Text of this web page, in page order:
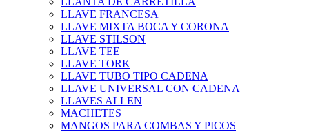
LLAVE FRANCESA
LLAVE MIXTA BOCA Y CORONA
LLAVE STILSON
LLAVE TEE
LLAVE TORK
LLAVE TUBO TIPO CADENA
LLAVE UNIVERSAL CON CADENA
LLAVES ALLEN
MACHETES
MANGOS PARA COMBAS Y PICOS